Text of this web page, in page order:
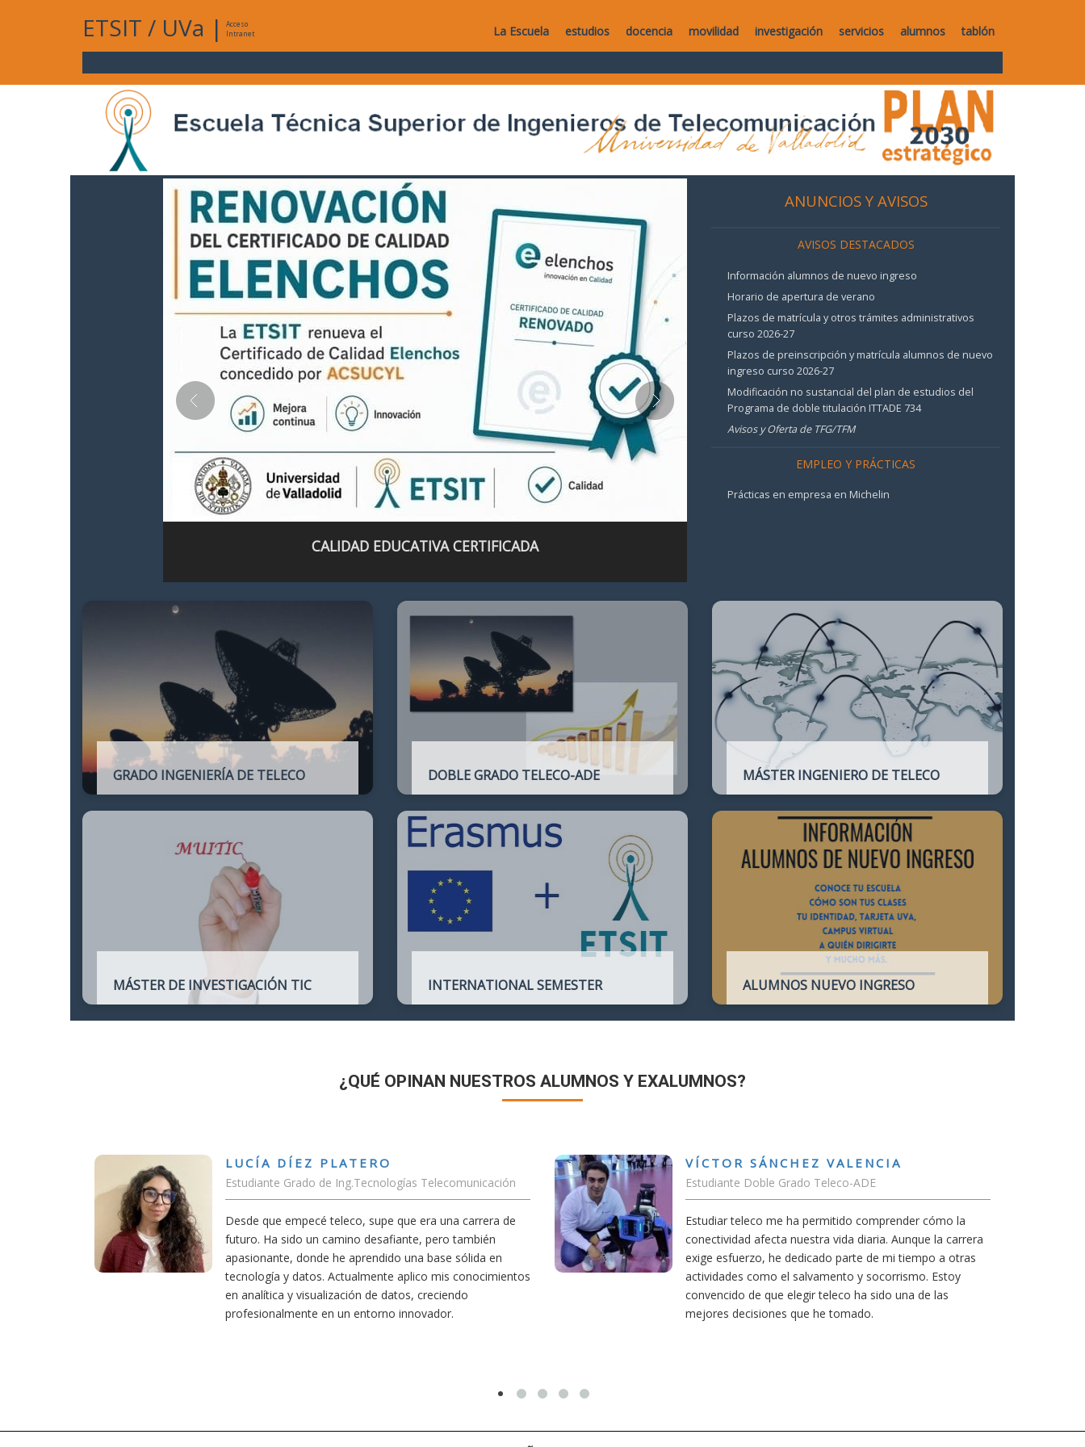
ETSIT / UVa |
Acceso
Intranet
La Escuela estudios docencia movilidad investigación servicios alumnos tablón
CALIDAD EDUCATIVA CERTIFICADA
ANUNCIOS Y AVISOS
AVISOS DESTACADOS
Información alumnos de nuevo ingreso
Horario de apertura de verano
Plazos de matrícula y otros trámites administrativos
curso 2026-27
Plazos de preinscripción y matrícula alumnos de nuevo
ingreso curso 2026-27
Modificación no sustancial del plan de estudios del
Programa de doble titulación ITTADE 734
Avisos y Oferta de TFG/TFM
EMPLEO Y PRÁCTICAS
Prácticas en empresa en Michelin
GRADO INGENIERÍA DE TELECO DOBLE GRADO TELECO-ADE
Ingeniería de Telecomunicación con la de
Administración y Dirección de Empresas
MÁSTER INGENIERO DE TELECO
profesionales del Ingeniero de
Telecomunicación y que habilita para el
ejercicio de la profesión.
MÁSTER DE INVESTIGACIÓN TIC INTERNATIONAL SEMESTER ALUMNOS NUEVO INGRESO
¿QUÉ OPINAN NUESTROS ALUMNOS Y EXALUMNOS?
PLATERO
de Ing.Tecnologías Telecomunicación
teleco, supe que era una carrera de
un camino desafiante, pero también
donde he aprendido una base sólida en
datos. Actualmente aplico mis conocimientos
VÍCTOR SÁNCHEZ VALENCIA
Estudiante Doble Grado Teleco-ADE
Estudiar teleco me ha permitido comprender cómo la
conectividad afecta nuestra vida diaria. Aunque la carrera
exige esfuerzo, he dedicado parte de mi tiempo a otras
actividades como el salvamento y socorrismo. Estoy
convencido de que elegir teleco ha sido una de las
mejores decisiones que he tomado.
RUBÉN URRACA TORICES
Estudiante Grado de Ing.Tecnologías
En cualquier carrera necesitas una buena
mía siempre ha sido poder trabajar en
carrera de teleco me dará la oportunidad
Aunque al principio parezca duro, uno
mereció la pena por las múltiples
titulación ofrece.